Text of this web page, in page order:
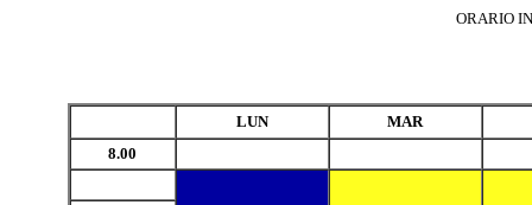
ORARIO
LUN
MAR
8.00